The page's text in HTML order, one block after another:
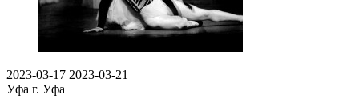
2023-03-17 2023-03-21
Уфа г. Уфа